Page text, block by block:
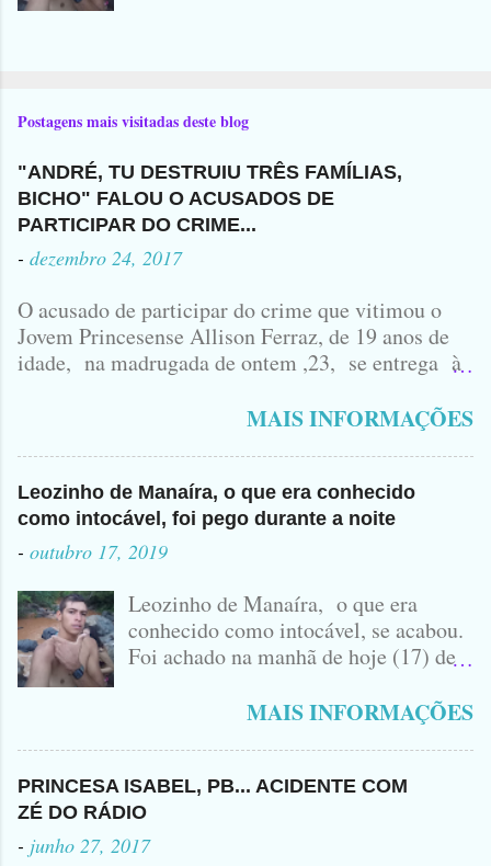
Postagens mais visitadas deste blog
"ANDRÉ, TU DESTRUIU TRÊS FAMÍLIAS,
BICHO" FALOU O ACUSADOS DE
PARTICIPAR DO CRIME...
- dezembro 24, 2017
O acusado de participar do crime que vitimou o
Jovem Princesense Allison Ferraz, de 19 anos de
idade, na madrugada de ontem ,23, se entrega à
vulgo ( CORRÓ ) falou como tudo aconteceu ...
MAIS INFORMAÇÕES
Leozinho de Manaíra, o que era conhecido
como intocável, foi pego durante a noite
- outubro 17, 2019
Leozinho de Manaíra, o que era
conhecido como intocável, se acabou.
Foi achado na manhã de hoje (17) de
no Sertão da Paraíba, o Lendário
atingido com disparo de calibre 12. O
Procurado pela Justiça havia matado
a Namorada dele, Fabrícia Nogueira ,
MAIS INFORMAÇÕES
PRINCESA ISABEL, PB... ACIDENTE COM
ZÉ DO RÁDIO
- junho 27, 2017